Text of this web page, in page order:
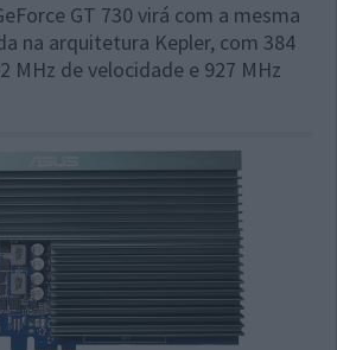
GT 730 virá com a mesma
na arquitetura Kepler, com 384
MHz de velocidade e 927 MHz